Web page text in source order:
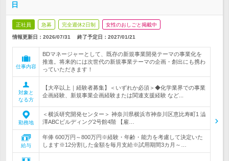
日
正社員 急募 完全週休2日制 女性のおしごと掲載中
情報更新日：2026/07/31 終了予定日： 2027/01/21
仕事内容
BDマネージャーとして、既存の新規事業開発テーマの事業化を
推進。将来的には次世代の新規事業テーマの企画・創出にも携わ
っていただきます！
対象と
なる方
【大卒以上｜経験者募集】＜いずれか必須＞◆化学業界での事業
企画経験、新規事業企画経験または関連支援経験 など...
勤務地
＜横浜研究開発センター＞ 神奈川県横浜市神奈川区恵比寿町1 澁
澤ABCビルディング2号館4階 【雇…
給与
年俸 600万円～800万円※経験・年齢・能力を考慮して決定いた
します※12分割した金額を毎月支給※試用期間3カ月～…